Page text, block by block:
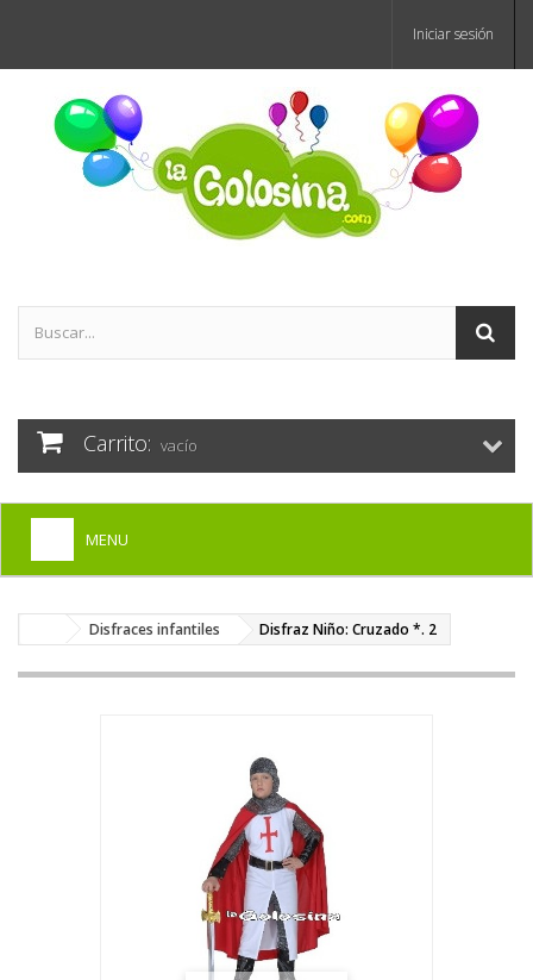
Iniciar sesión
Carrito: vacío
MENU
DISFRACES PARA ADULTOS
Disfraces infantiles Disfraz Niño: Cruzado *. 2